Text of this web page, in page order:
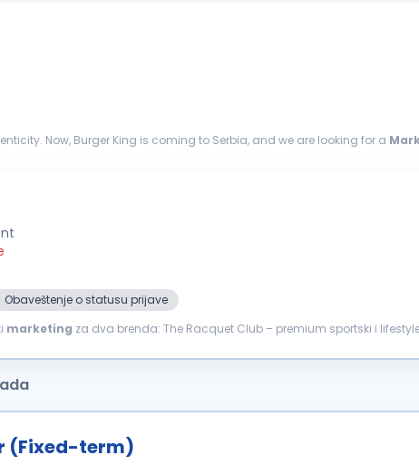
Now, Burger King is coming to Serbia, and we are looking for a
Obaveštenje o statusu prijave
marketing za dva brenda: The Racquet Club – premium sportski i
(Fixed-term)